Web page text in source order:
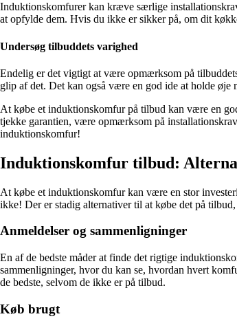
Induktionskomfurer kan kræve særlige
at opfylde dem. Hvis du ikke er sikker på, om dit
Undersøg tilbuddets varighed
Endelig er det vigtigt at være opmærksom på
glip af det. Det kan også være en god ide at holde
At købe et induktionskomfur på tilbud kan være en
tjekke garantien, være opmærksom på
induktionskomfur!
Induktionskomfur tilbud:
At købe et induktionskomfur kan være en stor
ikke! Der er stadig alternativer til at købe det på
Anmeldelser og sammenligninger
En af de bedste måder at finde det rigtige
sammenligninger, hvor du kan se, hvordan hvert
de bedste, selvom de ikke er på tilbud.
Køb brugt